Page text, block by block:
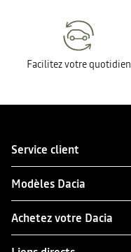
Facilitez votre quotidien
Service client
Modèles Dacia
Achetez votre Dacia